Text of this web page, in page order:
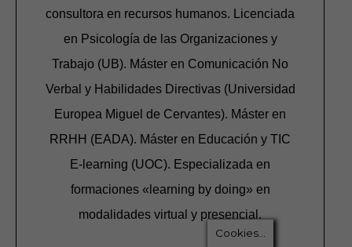
consultora en recursos humanos. Licenciada
en Psicología de las Organizaciones y
Trabajo (UB). Máster en Comunicación No
Verbal y Habilidades Directivas (Universidad
Europea Miguel de Cervantes). Máster en
RRHH (EADA). Máster en Educación y TIC
E-learning (UOC). Especializada en
formaciones «learning by doing» en
modalidades virtual y presencial.
Cookies...